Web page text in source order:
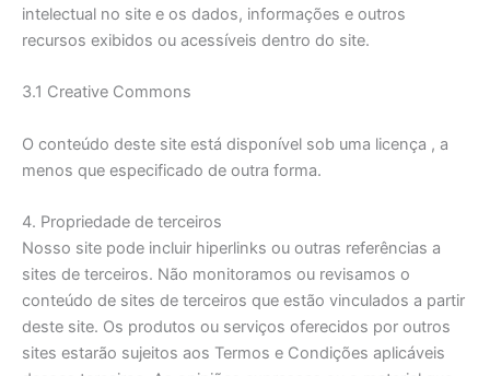
intelectual no site e os dados, informações e outros
recursos exibidos ou acessíveis dentro do site.
3.1 Creative Commons
O conteúdo deste site está disponível sob uma licença , a
menos que especificado de outra forma.
4. Propriedade de terceiros
Nosso site pode incluir hiperlinks ou outras referências a
sites de terceiros. Não monitoramos ou revisamos o
conteúdo de sites de terceiros que estão vinculados a partir
deste site. Os produtos ou serviços oferecidos por outros
sites estarão sujeitos aos Termos e Condições aplicáveis